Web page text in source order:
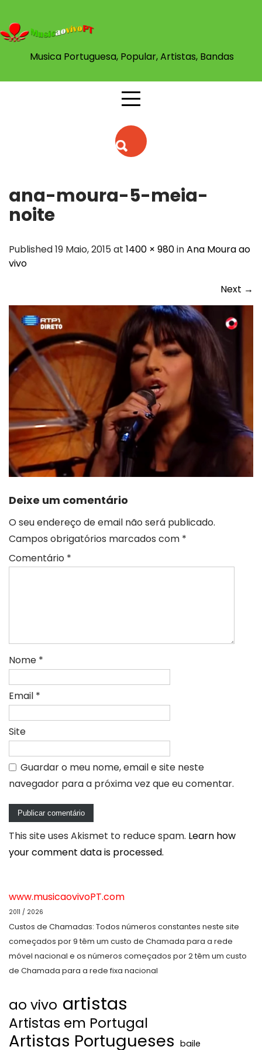
content
Musica Portuguesa, Popular, Artistas, Bandas
ana-moura-5-meia-
noite
Published 19 Maio, 2015 at 1400 × 980inAna Moura ao
vivo
Next →
Deixe um comentário
O seu endereço de email não será publicado.
Campos obrigatórios marcados com *
Comentário *
Nome *
Email *
Site
Guardar o meu nome, email e site neste
navegador para a próxima vez que eu comentar.
This site uses Akismet to reduce spam. Learn how
your comment data is processed.
www.musicaovivoPT.com
2011 / 2026
Custos de Chamadas: Todos números constantes neste site
começados por 9 têm um custo de Chamada para a rede
móvel nacional e os números começados por 2 têm um custo
de Chamada para a rede fixa nacional
ao vivo artistas
Artistas em Portugal
Artistas Portugueses baile